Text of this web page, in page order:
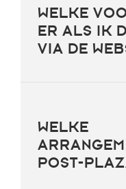
WELKE
ER ALS IK
VIA DE
WELKE
POST-